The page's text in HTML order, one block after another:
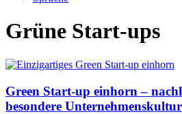
Grüne Start-ups
Green Start-up einhorn –
besondere Unternehmenskultur